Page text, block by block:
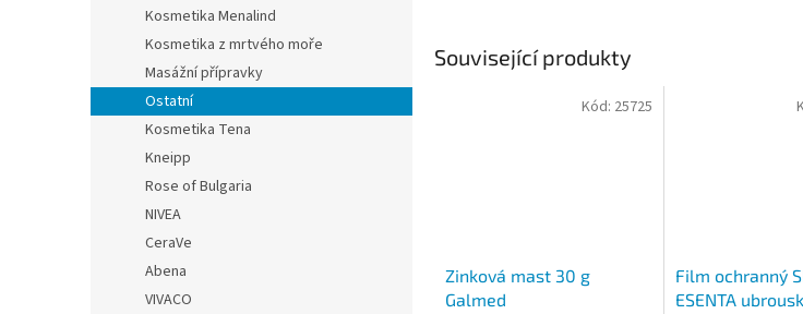
Kosmetika Menalind
Kosmetika z mrtvého moře
Masážní přípravky
Ostatní
Kosmetika Tena
Kneipp
Rose of Bulgaria
NIVEA
CeraVe
Abena
VIVACO
Související produkty
Zinková mast 30 g
Galmed
Kód: 25725
Film ochranný
ESENTA